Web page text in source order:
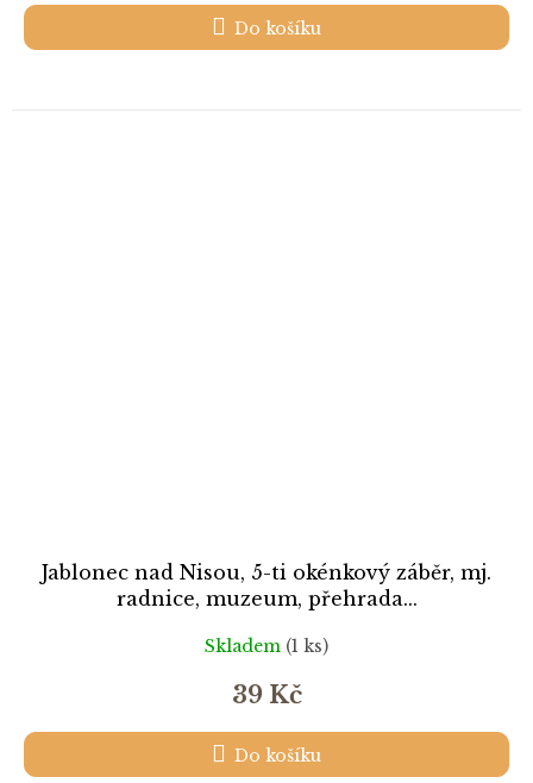
Do košíku
Jablonec nad Nisou, 5-ti okénkový záběr, mj.
radnice, muzeum, přehrada...
Skladem (1 ks)
39 Kč
Do košíku